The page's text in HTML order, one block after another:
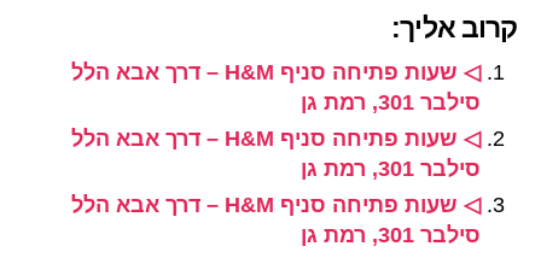
קרוב אליך:
◁ שעות פתיחה סניף H&M – דרך אבא הלל
סילבר 301, רמת גן
◁ שעות פתיחה סניף H&M – דרך אבא הלל
סילבר 301, רמת גן
◁ שעות פתיחה סניף H&M – דרך אבא הלל
סילבר 301, רמת גן